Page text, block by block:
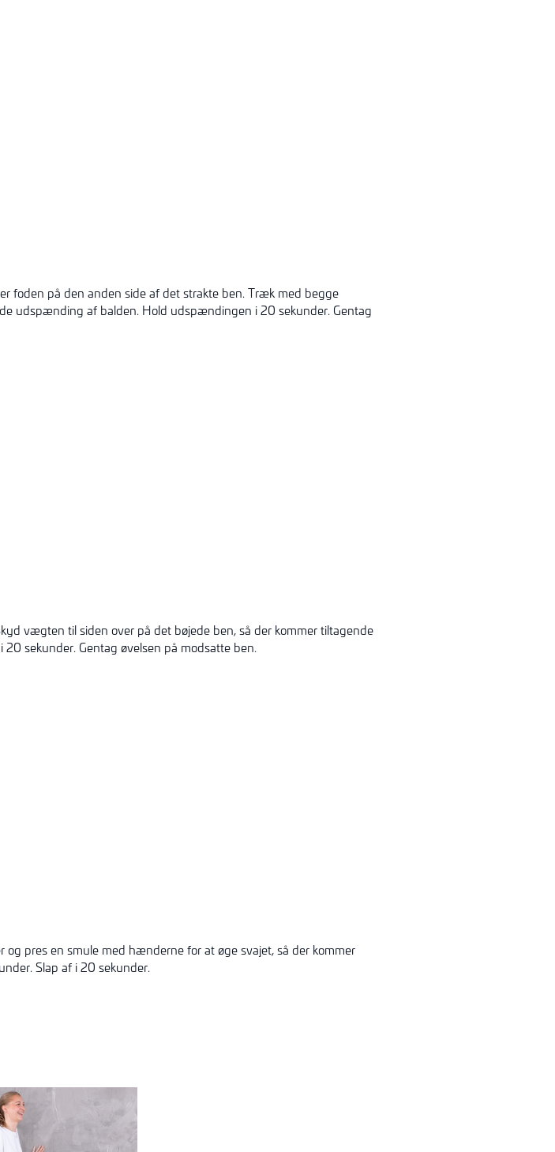
foden på den anden side af det strakte ben. Træk med begge
udspænding af balden. Hold udspændingen i 20 sekunder. Gentag
vægten til siden over på det bøjede ben, så der kommer tiltagende
sekunder. Gentag øvelsen på modsatte ben.
pres en smule med hænderne for at øge svajet, så der kommer
Slap af i 20 sekunder.